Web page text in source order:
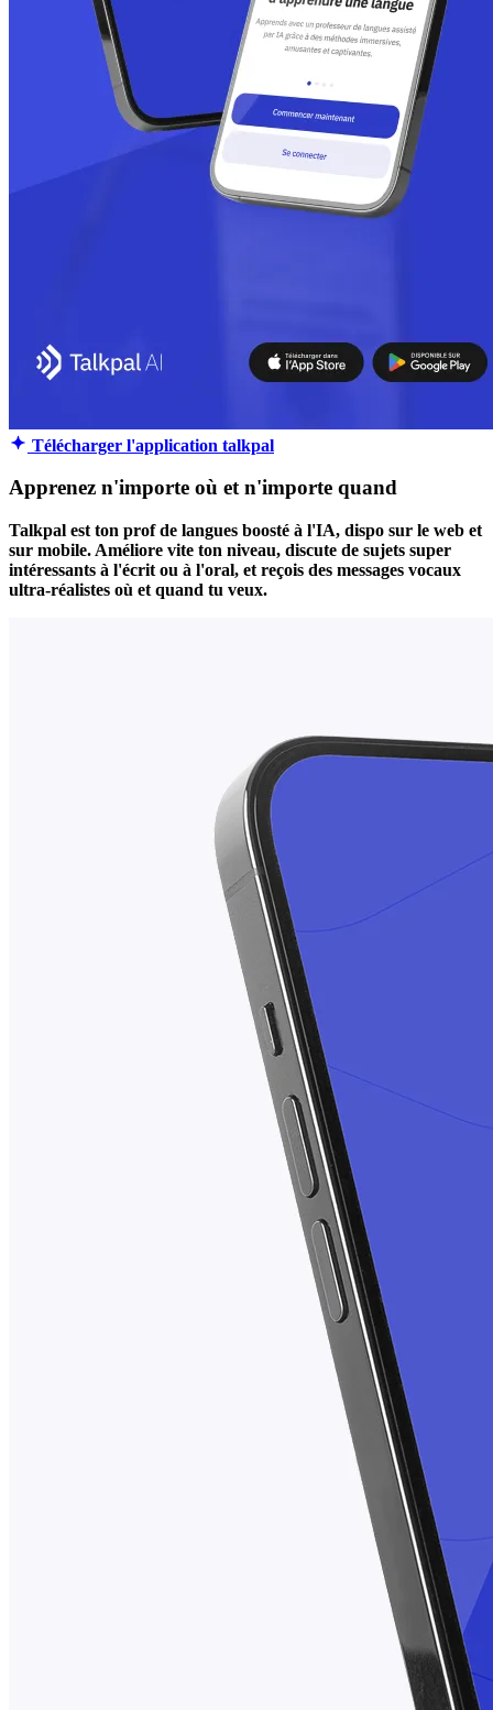
Télécharger l'application talkpal
Apprenez n'importe où et n'importe quand
Talkpal est ton prof de langues boosté à l'IA, dispo sur le web et
sur mobile. Améliore vite ton niveau, discute de sujets super
intéressants à l'écrit ou à l'oral, et reçois des messages vocaux
ultra-réalistes où et quand tu veux.